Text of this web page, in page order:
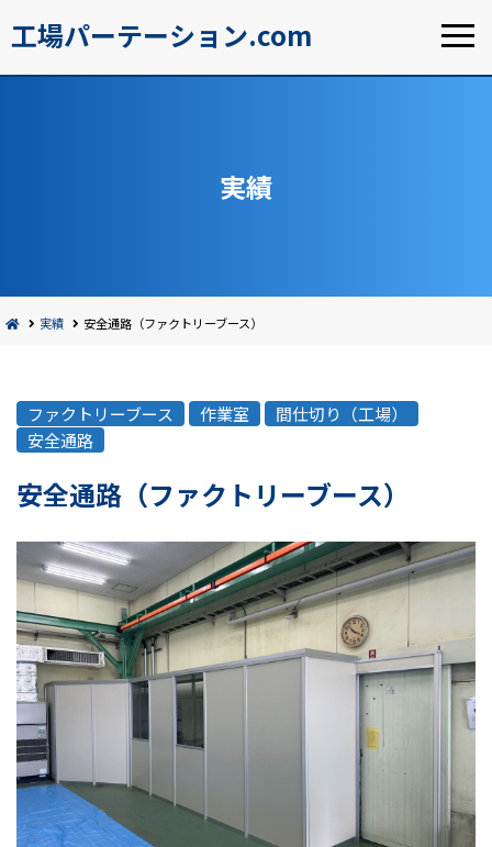
工場パーテーション.com
実績
実績 安全通路（ファクトリーブース）
ファクトリーブース 作業室
間仕切り（工場）
安全通路
安全通路（ファクトリーブース）